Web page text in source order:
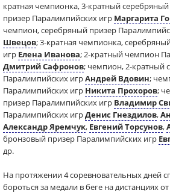
кратная чемпионка, 3-кратный
призер Паралимпийских игр Маргарита
чемпион, серебряный призер
Швецов; 3-кратная чемпионка,
игр Елена Иванова; 2-кратный чемпион
Дмитрий Сафронов; чемпион, 2-кратный
Паралимпийских игрАндрей Вдовин;
Паралимпийских игр Никита Прохоров;
призер Паралимпийских игр Владимир
Паралимпийских игрДенис Гнездилов,
Александр Яремчук, Евгений Торсунов,
бронзовый призер Паралимпийских игр
др.
На протяжении 4 соревновательных дней
бороться за медали в беге на дистанциях